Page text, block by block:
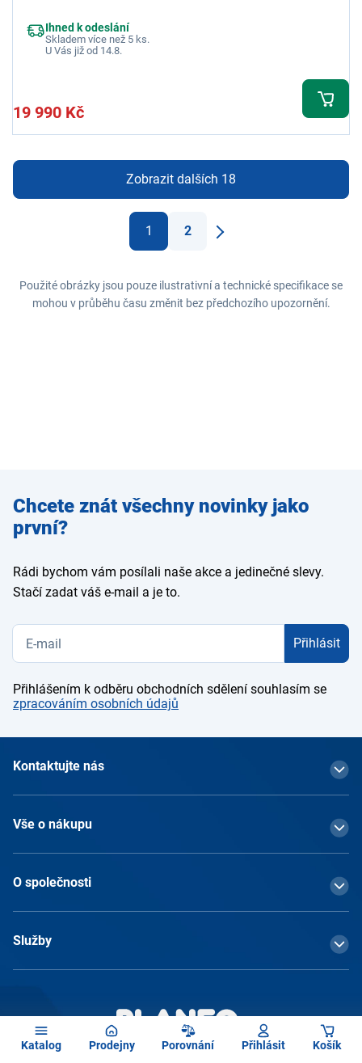
Katalog Prodejny Porovnání Přihlásit Košík
Ihned k odeslání
Skladem více než 5 ks.
U Vás již od 14.8.
19 990 Kč
Zobrazit dalších 18
1
2
Použité obrázky jsou pouze ilustrativní a technické specifikace se
mohou v průběhu času změnit bez předchozího upozornění.
Zadejte
e-mail
Chcete znát všechny novinky jako
první?
Rádi bychom vám posílali naše akce a jedinečné slevy.
Stačí zadat váš e-mail a je to.
Přihlásit
Přihlášením k odběru obchodních sdělení souhlasím se
zpracováním osobních údajů
Kontaktujte nás
Vše o nákupu
O společnosti
Služby